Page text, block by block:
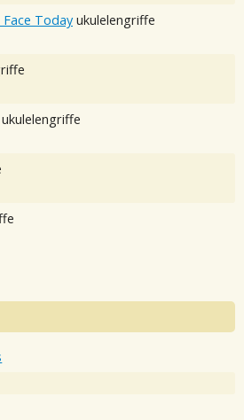
Today ukulelengriffe
ukulelengriffe